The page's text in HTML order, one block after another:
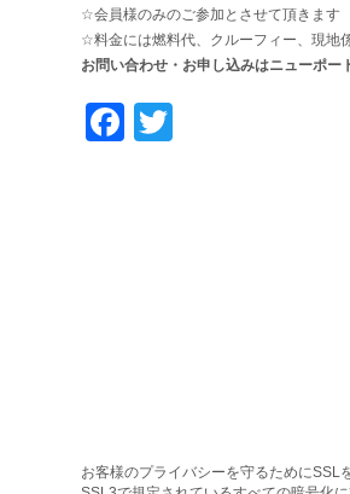
☆会員様のみのご参加とさせて頂きます
☆料金には燃料代、クルーフィー、現地
お問い合わせ・お申し込みはニューポー
Facebook
お客様のプライバシーを守るためにSSL